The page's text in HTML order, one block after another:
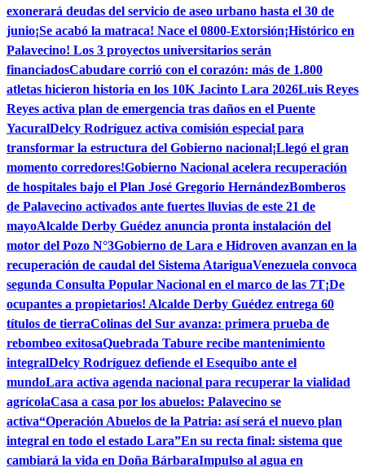
exonerará deudas del servicio de aseo urbano hasta el 30 de
junio¡Se acabó la matraca! Nace el 0800-Extorsión¡Histórico en
Palavecino! Los 3 proyectos universitarios serán
financiadosCabudare corrió con el corazón: más de 1.800
atletas hicieron historia en los 10K Jacinto Lara 2026Luis Reyes
Reyes activa plan de emergencia tras daños en el Puente
YacuralDelcy Rodríguez activa comisión especial para
transformar la estructura del Gobierno nacional¡Llegó el gran
momento corredores!Gobierno Nacional acelera recuperación
de hospitales bajo el Plan José Gregorio HernándezBomberos
de Palavecino activados ante fuertes lluvias de este 21 de
mayoAlcalde Derby Guédez anuncia pronta instalación del
motor del Pozo N°3Gobierno de Lara e Hidroven avanzan en la
recuperación de caudal del Sistema AtariguaVenezuela convoca
segunda Consulta Popular Nacional en el marco de las 7T¡De
ocupantes a propietarios! Alcalde Derby Guédez entrega 60
títulos de tierraColinas del Sur avanza: primera prueba de
rebombeo exitosaQuebrada Tabure recibe mantenimiento
integralDelcy Rodríguez defiende el Esequibo ante el
mundoLara activa agenda nacional para recuperar la vialidad
agrícolaCasa a casa por los abuelos: Palavecino se
activa“Operación Abuelos de la Patria: así será el nuevo plan
integral en todo el estado Lara”En su recta final: sistema que
cambiará la vida en Doña BárbaraImpulso al agua en